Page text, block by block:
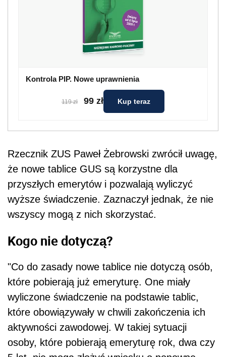
Kontrola PIP. Nowe uprawnienia
119 zł 99 zł Kup teraz
Rzecznik ZUS Paweł Żebrowski zwrócił uwagę,
że nowe tablice GUS są korzystne dla
przyszłych emerytów i pozwalają wyliczyć
wyższe świadczenie. Zaznaczył jednak, że nie
wszyscy mogą z nich skorzystać.
Kogo nie dotyczą?
"Co do zasady nowe tablice nie dotyczą osób,
które pobierają już emeryturę. One miały
wyliczone świadczenie na podstawie tablic,
które obowiązywały w chwili zakończenia ich
aktywności zawodowej. W takiej sytuacji
osoby, które pobierają emeryturę rok, dwa czy